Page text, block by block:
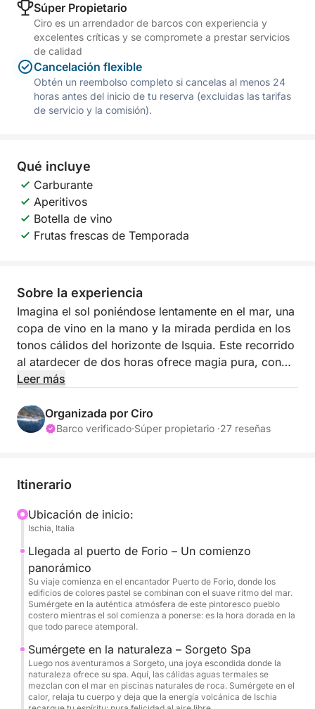
Súper Propietario
Ciro es un arrendador de barcos con experiencia y
excelentes críticas y se compromete a prestar servicios
de calidad
Cancelación flexible
Obtén un reembolso completo si cancelas al menos 24
horas antes del inicio de tu reserva (excluidas las tarifas
de servicio y la comisión).
Qué incluye
Carburante
Aperitivos
Botella de vino
Frutas frescas de Temporada
Sobre la experiencia
Imagina el sol poniéndose lentamente en el mar, una
copa de vino en la mano y la mirada perdida en los
tonos cálidos del horizonte de Isquia. Este recorrido
al atardecer de dos horas ofrece magia pura, con
impresionantes vistas de la costa, aguas termales
junto al mar. Es una escapada corta pero inolvidable
para terminar el día de la manera más bonita.
costa occidental de Ischia, con nuestra primera
con casas de colores y la icónica Chiesa del
Soccorso con vistas a los acantilados. Luego nos
dirigiremos hacia la bahía de Sorgeto, famosa por
sus aguas termales naturales que fluyen del fondo
marino volcánico. Aquí podrás disfrutar de un
relajante baño en estas cálidas y únicas aguas.
Mientras el sol se pone en el horizonte, serviremos
un delicioso aperitivo a bordo: vino local, sabores
de la isla y música suave para crear el ambiente.
Lo que hace que este tour sea realmente especial es
su atmósfera íntima y auténtica. Diseñado para
Leer más
Organizada por Ciro
Barco verificado·Súper propietario ·27 reseñas
Itinerario
Ubicación de inicio:
Ischia, Italia
Llegada al puerto de Forio – Un comienzo
panorámico
Su viaje comienza en el encantador Puerto de Forio, donde los
edificios de colores pastel se combinan con el suave ritmo del mar.
Sumérgete en la auténtica atmósfera de este pintoresco pueblo
costero mientras el sol comienza a ponerse: es la hora dorada en la
que todo parece atemporal.
Sumérgete en la naturaleza – Sorgeto Spa
Luego nos aventuramos a Sorgeto, una joya escondida donde la
naturaleza ofrece su spa. Aquí, las cálidas aguas termales se
mezclan con el mar en piscinas naturales de roca. Sumérgete en el
calor, relaja tu cuerpo y deja que la energía volcánica de Ischia